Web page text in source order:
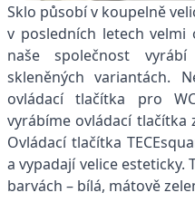
Sklo působí v koupelně
v posledních letech velmi
naše společnost
skleněných variantách.
ovládací tlačítka pro
vyrábíme ovládací tlačítka
Ovládací tlačítka
a vypadají velice esteticky.
barvách – bílá, mátově